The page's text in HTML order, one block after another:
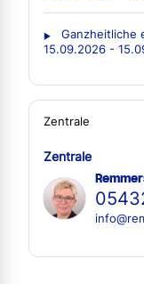
Ganzheitliche
15.09.2026 -
Zentrale
Zentrale